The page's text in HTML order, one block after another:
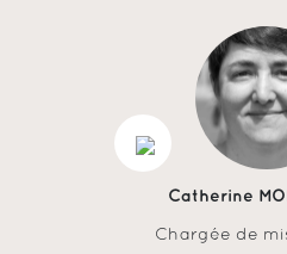
Catherine
Chargée de